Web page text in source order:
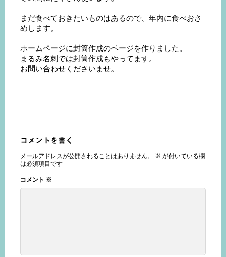
まだ食べておきたいものはあるので、年内に食べおさ
めします。
ホームページに封筒作成のページを作りました。
まるみ名刺では封筒作成もやってます。
お問い合わせくださいませ。
コメントを書く
メールアドレスが公開されることはありません。 ※ が付いている欄
は必須項目です
コメント ※